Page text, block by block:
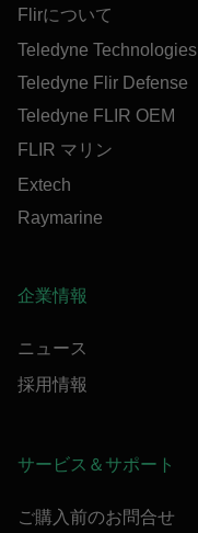
Flirについて
Teledyne Technologies
Teledyne Flir Defense
Teledyne FLIR OEM
FLIR マリン
Extech
Raymarine
企業情報
ニュース
採用情報
サービス＆サポート
ご購入前のお問合せ